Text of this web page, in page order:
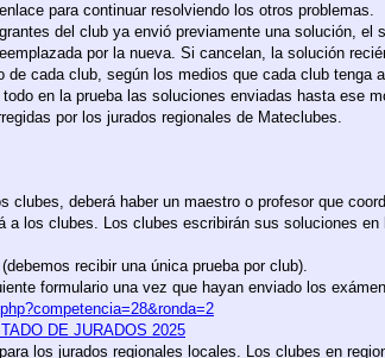
para continuar resolviendo los otros problemas.
del club ya envió previamente una solución,
por la nueva. Si cancelan, la solución
cada club, según los medios que cada club
en la prueba las soluciones enviadas hasta ese
por los jurados regionales de Mateclubes.
deberá haber un maestro o profesor que
a los clubes. Los clubes escribirán sus soluciones
recibir una única prueba por club).
formulario una vez que hayan enviado los
DE JURADOS 2025
los jurados regionales locales. Los clubes en